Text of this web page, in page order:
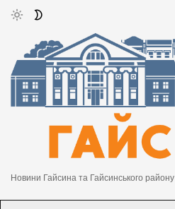
Новини Гайсина та Гайсинського району